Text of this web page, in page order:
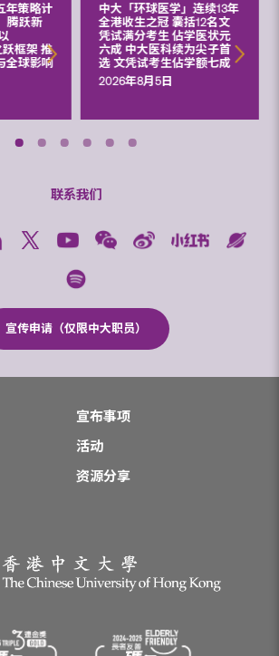
年策略计
腾跃新
跃框架 推
全球影响
中大「环球医学」连续13年
全港收生之冠 囊括12名文
凭试满分考生 佔学医状元
六成 中大医科续为尖子首
选 文凭试考生佔学额七成
2026年8月5日
联系我们
宣传申请（仅限中大职员）
宣布事项
活动
资源分享